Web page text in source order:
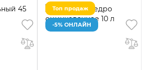
Топ продаж
-5% ОНЛАЙН